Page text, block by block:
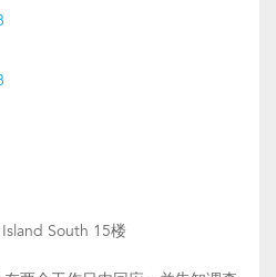
South 15楼